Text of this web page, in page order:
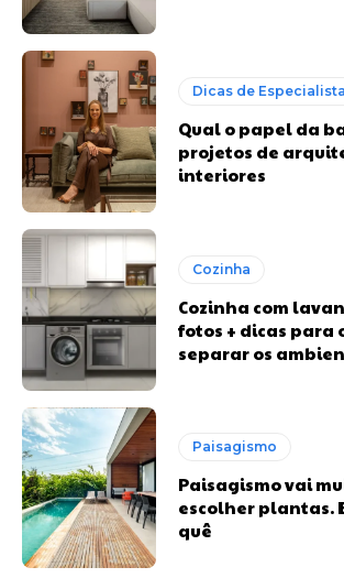
Dicas de
Qual o papel da
projetos de
interiores
Cozinha
Cozinha com
fotos + dicas para
separar os
Paisagismo
Paisagismo vai
escolher plantas.
quê